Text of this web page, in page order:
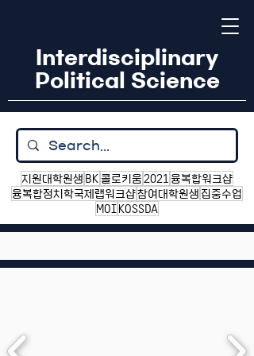
Interdisciplinary
Political Science
지원대학원생 BK콜로키움2021융복합워크샵
융복합정치학국제랩워크샵참여대학원생 집중수업
MOIKOSSDA